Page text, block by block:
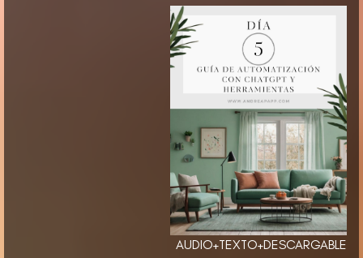
AUDIO+TEXTO+DESCARGABLE